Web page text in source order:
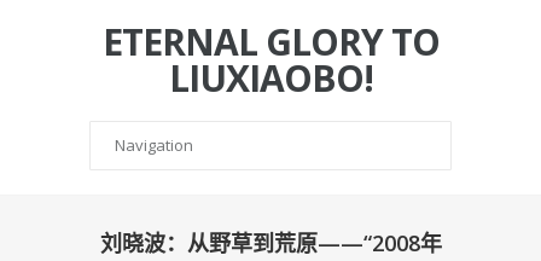
ETERNAL GLORY TO
LIUXIAOBO!
刘晓波：从野草到荒原——“2008年